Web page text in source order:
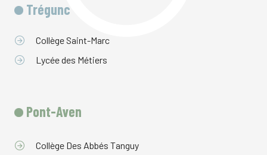
Trégunc
Collège Saint-Marc
Lycée des Métiers
Pont-Aven
Collège Des Abbés Tanguy